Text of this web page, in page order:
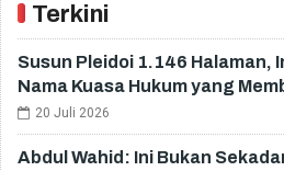
Terkini
Susun Pleidoi 1.146 Halaman,
Nama Kuasa Hukum yang
20 Juli 2026
Abdul Wahid: Ini Bukan